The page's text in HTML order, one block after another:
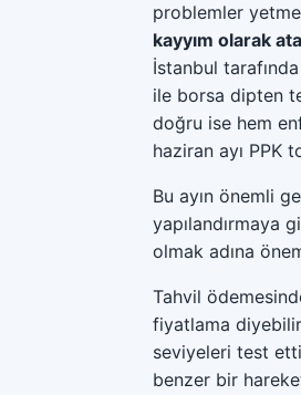
problemler
kayyım olarak
İstanbul
ile borsa dipten
doğru ise hem
haziran ayı PPK
Bu ayın önemli
yapılandırmaya
olmak adına
Tahvil
fiyatlama
seviyeleri test
benzer bir